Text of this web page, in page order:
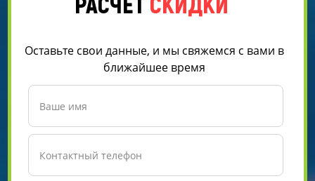
Оставьте свои данные, и мы свяжемся с вами в
ближайшее время